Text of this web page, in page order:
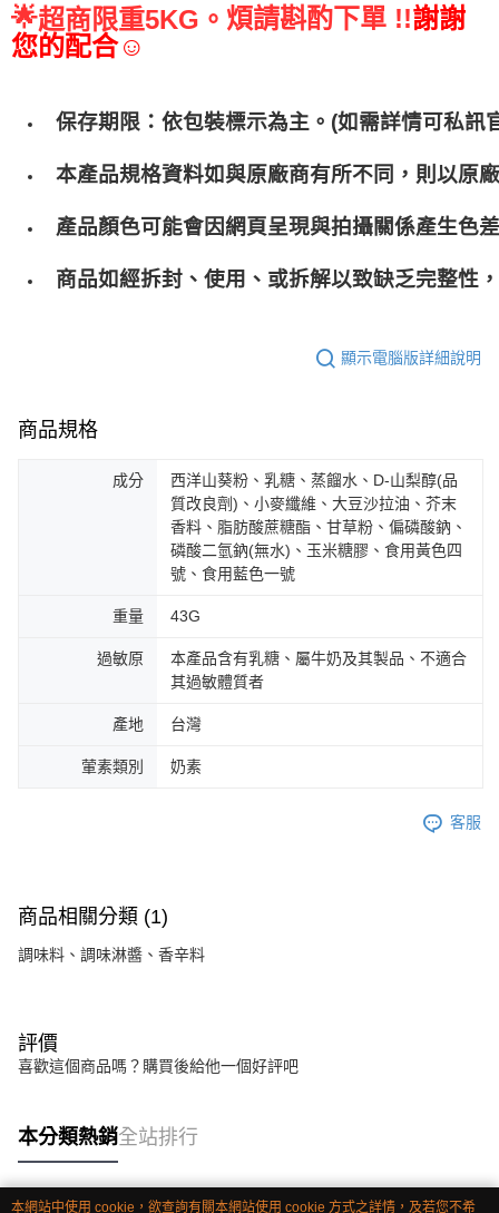
🌟超商限重5KG。 煩請斟酌下單 !!謝謝
您的配合☺
保存期限：依包裝標示為主。(如需詳情可私訊
本產品規格資料如與原廠商有所不同，則以原
產品顏色可能會因網頁呈現與拍攝關係產生色
商品如經拆封、使用、或拆解以致缺乏完整性
顯示電腦版詳細說明
商品規格
成分
西洋山葵粉、乳糖、蒸餾水、D-山梨醇(品
質改良劑)、小麥纖維、大豆沙拉油、芥末
香料、脂肪酸蔗糖酯、甘草粉、偏磷酸鈉、
磷酸二氫鈉(無水)、玉米糖膠、食用黃色四
號、食用藍色一號
重量 43G
過敏原
本產品含有乳糖、屬牛奶及其製品、不適合
其過敏體質者
產地 台灣
葷素類別 奶素
客服
商品相關分類 (1)
調味料、調味淋醬、香辛料
評價
喜歡這個商品嗎？購買後給他一個好評吧
本分類熱銷全站排行
本網站中使用 cookie，欲查詢有關本網站使用 cookie 方式之詳情，及若您不希